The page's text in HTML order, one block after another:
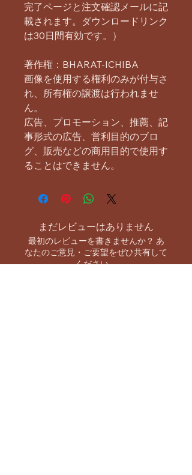
完了ページと注文確認メールに記
載されます。ダウンロードリンク
は30日間有効です。）
著作権：BHARAT-ICHIBA
画像を使用する権利のみが付与さ
れ、所有権の譲渡は行われませ
ん。
広告、プロモーション、推薦、記
事形式の広告、営利目的のブロ
グ、販売などの商用目的で使用す
ることはできません。
まだレビューはありません
最初のレビューを書きませんか？ あ
なたのご意見・ご要望をぜひ共有して
ください。